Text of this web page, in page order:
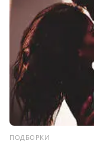
ПОДБОРКИ